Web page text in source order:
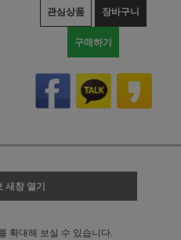
관심상품 장바구니
구매하기
새창 열기
확대해 보실 수 있습니다.